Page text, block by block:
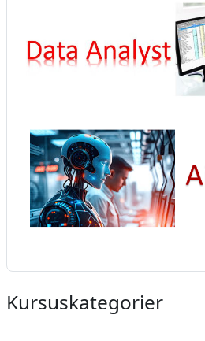
Kursuskategorier